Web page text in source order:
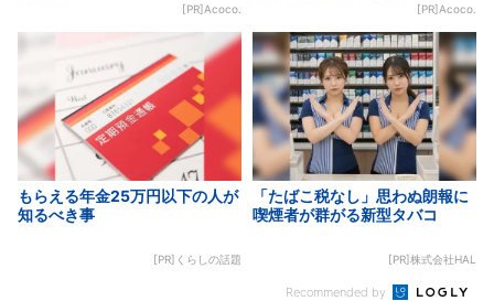
[PR]Acoco. [PR]Acoco.
もらえる年金25万円以下の人が
知るべき事
[PR]くらしの話題
「たばこ税なし」思わぬ朗報に
喫煙者が群がる新型タバコ
[PR]株式会社HAL
Recommended by